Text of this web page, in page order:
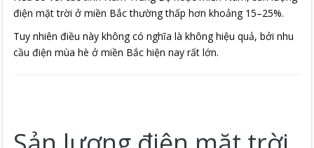
điện mặt trời ở miền Bắc thường thấp hơn khoảng 15–25%.
Tuy nhiên điều này không có nghĩa là không hiệu quả, bởi nhu
cầu điện mùa hè ở miền Bắc hiện nay rất lớn.